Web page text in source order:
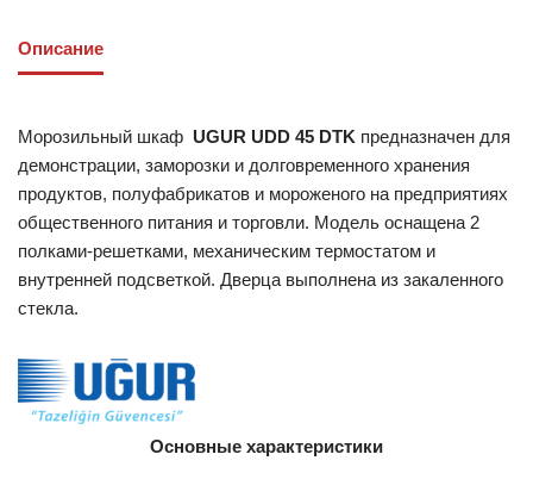
Описание
Морозильный шкаф UGUR UDD 45 DTK предназначен для
демонстрации, заморозки и долговременного хранения
продуктов, полуфабрикатов и мороженого на предприятиях
общественного питания и торговли. Модель оснащена 2
полками-решетками, механическим термостатом и
внутренней подсветкой. Дверца выполнена из закаленного
стекла.
Основные характеристики